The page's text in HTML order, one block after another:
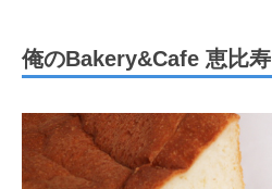
俺のBakery&Cafe 恵比寿